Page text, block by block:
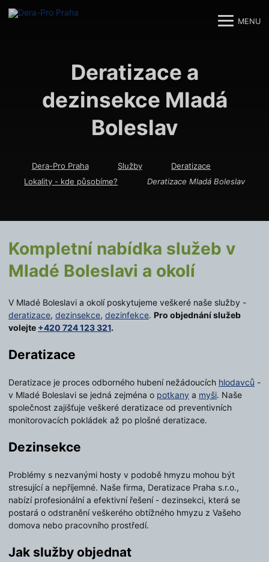
MENU
Deratizace a
dezinsekce Mladá
Boleslav
Dera-Pro Praha Služby
Deratizace
Lokality - kde působíme?
Deratizace Mladá Boleslav
Kompletní nabídka služeb v
Mladé Boleslavi a okolí
V Mladé Boleslavi a okolí poskytujeme veškeré naše služby -
deratizace, dezinsekce, dezinfekce. Pro objednání služeb
volejte +420 724 123 321.
Deratizace
Deratizace je proces odborného hubení nežádoucích hlodavců -
v Mladé Boleslavi se jedná zejména o potkany a myši. Naše
společnost zajišťuje veškeré deratizace od preventivních
monitorovacích pokládek až po plošné deratizace.
Dezinsekce
Problémy s nezvanými hosty v podobě hmyzu mohou být
stresující a nepříjemné. Naše firma, Deratizace Praha s.r.o.,
nabízí profesionální a efektivní řešení - dezinsekci, která se
postará o odstranění veškerého obtížného hmyzu z Vašeho
domova nebo pracovního prostředí.
Jak služby objednat